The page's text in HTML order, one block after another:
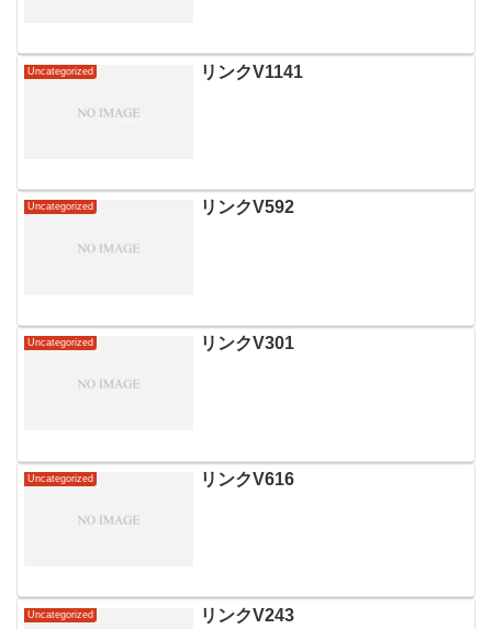
Uncategorized リンクV1141
Uncategorized リンクV592
Uncategorized リンクV301
Uncategorized リンクV616
Uncategorized リンクV243